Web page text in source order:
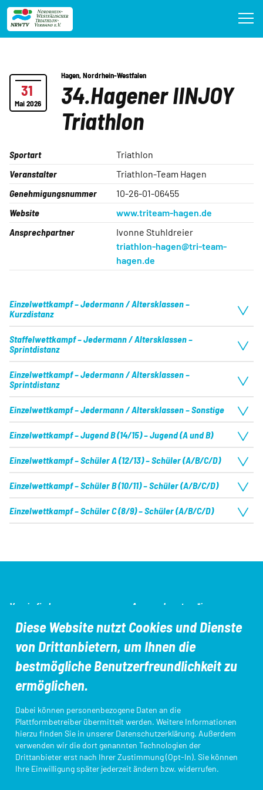
Diese Website nutzt Cookies und Dienste
von Drittanbietern, um Ihnen die
bestmögliche Benutzerfreundlichkeit zu
ermöglichen.
Dabei können personenbezogene Daten an die
Plattformbetreiber übermittelt werden. Weitere Informationen
hierzu finden Sie in unserer Datenschutzerklärung. Außerdem
verwenden wir die dort genannten Technologien der
Drittanbieter erst nach Ihrer Zustimmung (Opt-In). Sie können
Ihre Einwilligung später jederzeit ändern bzw. widerrufen.
Direkt
zum
Inhalt
31
Mai 2026
Hagen,Nordrhein-Westfalen
34.Hagener IINJOY
Triathlon
Sportart
Triathlon
Veranstalter
Triathlon-Team Hagen
Genehmigungsnummer
10-26-01-06455
Website
www.triteam-hagen.de
Ansprechpartner
Ivonne Stuhldreier
triathlon-hagen@tri-team-
hagen.de
Einzelwettkampf – Jedermann / Altersklassen –
Kurzdistanz
Datum
31.05.2026
Serie
keine
Erwartete Teilnehmerzahl
120
Schwimmen
1.00km
Radfahren
43.00km
Staffelwettkampf – Jedermann / Altersklassen –
Sprintdistanz
Datum
31.05.2026
Serie
keine
Erwartete Teilnehmerzahl
256
Schwimmen
0.50km
Radfahren
5.00km
Einzelwettkampf – Jedermann / Altersklassen –
Sprintdistanz
Datum
31.05.2026
Serie
keine
Erwartete Teilnehmerzahl
65
Schwimmen
0.50km
5.00km
Einzelwettkampf – Jedermann / Altersklassen – Sonstige
Datum
31.05.2026
Serie
keine
Erwartete Teilnehmerzahl
65
Schwimmen
13.00km
Laufen
2.50km
Einzelwettkampf – Jugend B (14/15) – Jugend (A und B)
Datum
31.05.2026
Serie
keine
Erwartete Teilnehmerzahl
30
13.00km
Laufen
2.50km
Einzelwettkampf – Schüler A (12/13) – Schüler (A/B/C/D)
Datum
31.05.2026
Serie
keine
Erwartete Teilnehmerzahl
30
Radfahren
13.00km
Laufen
2.50km
Einzelwettkampf – Schüler B (10/11) – Schüler (A/B/C/D)
Datum
31.05.2026
0.20km
5.00km
Laufen
1.00km
Einzelwettkampf – Schüler C (8/9) – Schüler (A/B/C/D)
Schwimmen
0.10km
Radfahren
1.70km
Laufen
0.40km
SEO-
Navigation
Verein finden Ansprechpartner*innen
Aus- und Fortbildungen DTU-Startpass/App
Login Startpassdatenbank Triathlon Einstieg